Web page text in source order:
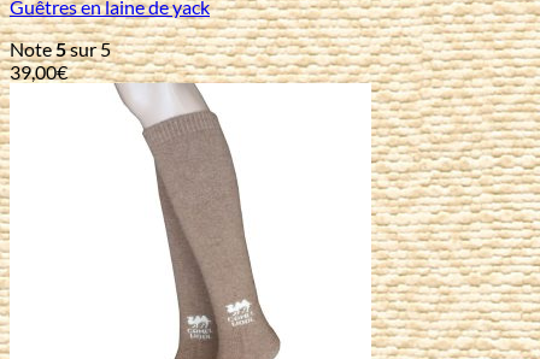
Guêtres en laine de yack
Note5sur 5
39,00€